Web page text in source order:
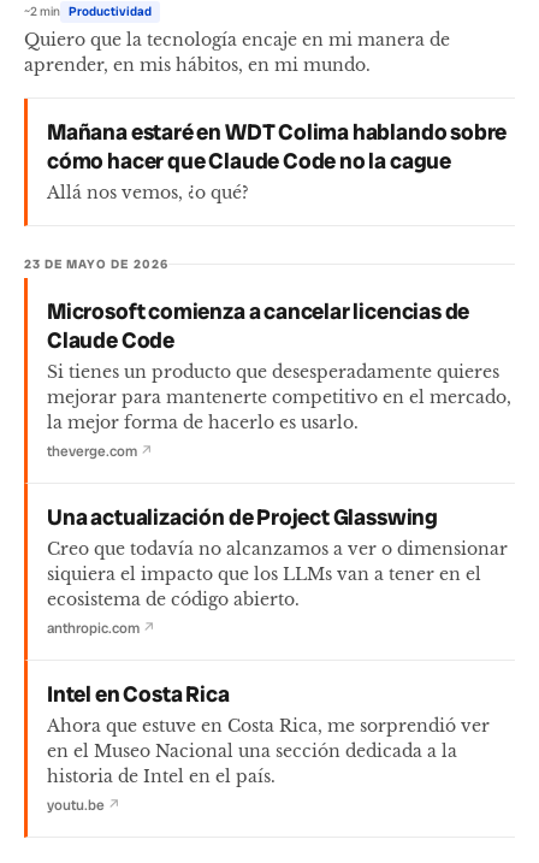
~2 min Productividad
Quiero que la tecnología encaje en mi manera de
aprender, en mis hábitos, en mi mundo.
Mañana estaré en WDT Colima hablando sobre
cómo hacer que Claude Code no la cague
Allá nos vemos, ¿o qué?
23 DE MAYO DE 2026
Microsoft comienza a cancelar licencias de
Claude Code
Si tienes un producto que desesperadamente quieres
mejorar para mantenerte competitivo en el mercado,
la mejor forma de hacerlo es usarlo.
theverge.com ↗
Una actualización de Project Glasswing
Creo que todavía no alcanzamos a ver o dimensionar
siquiera el impacto que los LLMs van a tener en el
ecosistema de código abierto.
anthropic.com ↗
Intel en Costa Rica
Ahora que estuve en Costa Rica, me sorprendió ver
en el Museo Nacional una sección dedicada a la
historia de Intel en el país.
youtu.be ↗